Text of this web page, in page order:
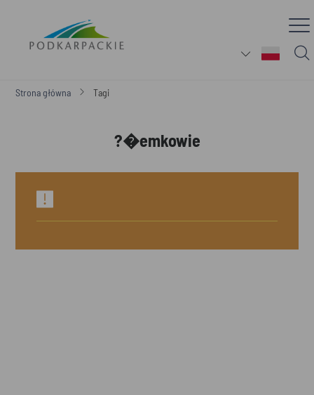
Strona główna Tagi
?�emkowie